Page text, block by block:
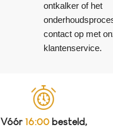
ontkalker of het
contact op met
klantenservice.
Vóór 16:00besteld,